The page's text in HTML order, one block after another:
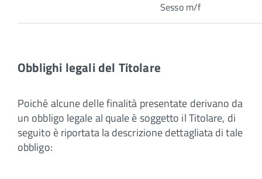
Sesso m/f
Obblighi legali del Titolare
Poiché alcune delle finalità presentate derivano da
un obbligo legale al quale è soggetto il Titolare, di
seguito è riportata la descrizione dettagliata di tale
obbligo: